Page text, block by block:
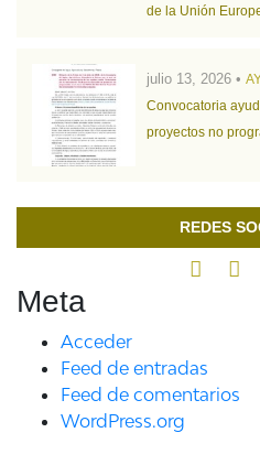
de la Unión
julio 13, 2026 •
Convocatoria
proyectos no
REDES
Meta
Acceder
Feed de entradas
Feed de comentarios
WordPress.org